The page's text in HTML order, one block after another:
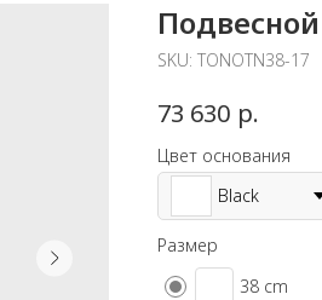
SKU: TONOTN38-17
73 630 р.
Цвет основания
Black
Размер
38 cm